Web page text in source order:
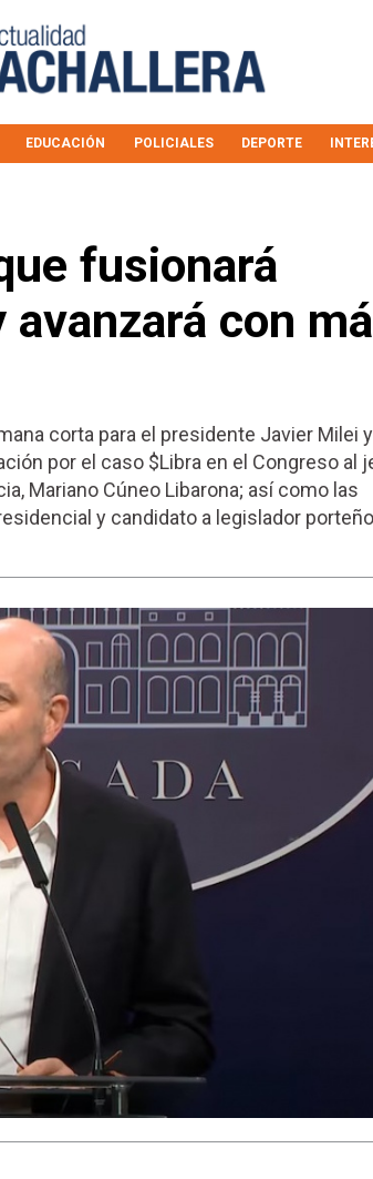
EDUCACIÓN POLICIALES DEPORTE
fusionará
con
corta para el presidente Javier Milei
por el caso $Libra en el Congreso al
Mariano Cúneo Libarona; así como las
y candidato a legislador